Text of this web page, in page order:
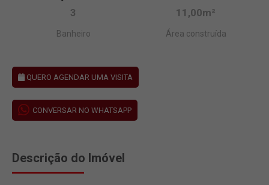
3
Banheiro
11,00m²
Área construída
QUERO AGENDAR UMA VISITA
CONVERSAR NO WHATSAPP
Descrição do Imóvel